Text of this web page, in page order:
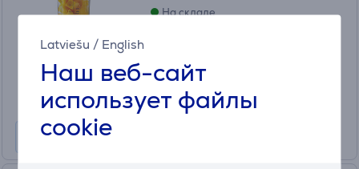
Latviešu / English
Наш веб-сайт
использует файлы
cookie
На складе
59 .99 €